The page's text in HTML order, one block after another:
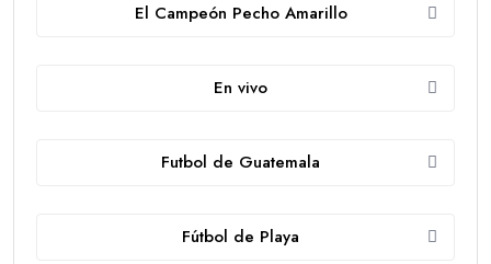
El Campeón Pecho Amarillo
En vivo
Futbol de Guatemala
Fútbol de Playa